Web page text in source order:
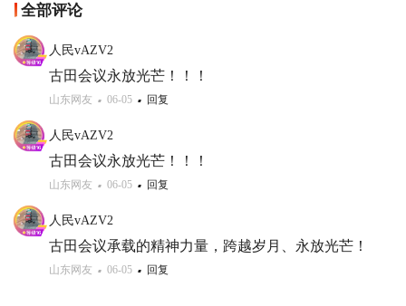
全部评论
人民vAZV2
古田会议永放光芒！！！
山东网友 06-05 回复
人民vAZV2
古田会议永放光芒！！！
山东网友 06-05 回复
人民vAZV2
古田会议承载的精神力量，跨越岁月、永放光芒！
山东网友 06-05 回复